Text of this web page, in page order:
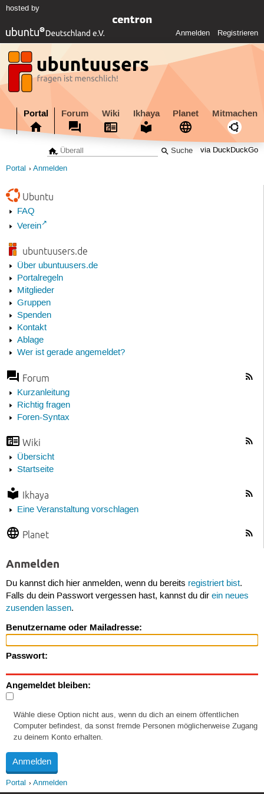
hosted by
Anmelden Registrieren
Portal Forum Wiki Ikhaya Planet Mitmachen
via DuckDuckGo
Portal Anmelden
Ubuntu
FAQ
Verein
ubuntuusers.de
Über ubuntuusers.de
Portalregeln
Mitglieder
Gruppen
Spenden
Kontakt
Ablage
Wer ist gerade angemeldet?
Forum
Kurzanleitung
Richtig fragen
Foren-Syntax
Wiki
Übersicht
Startseite
Ikhaya
Eine Veranstaltung vorschlagen
Planet
Anmelden
Du kannst dich hier anmelden, wenn du bereits registriert bist.
Falls du dein Passwort vergessen hast, kannst du dir ein neues
zusenden lassen.
Benutzername oder Mailadresse:
Passwort:
Angemeldet bleiben:
Wähle diese Option nicht aus, wenn du dich an einem öffentlichen
Computer befindest, da sonst fremde Personen möglicherweise Zugang
zu deinem Konto erhalten.
Portal Anmelden